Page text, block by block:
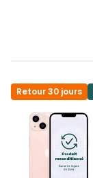
Retour 30 jours